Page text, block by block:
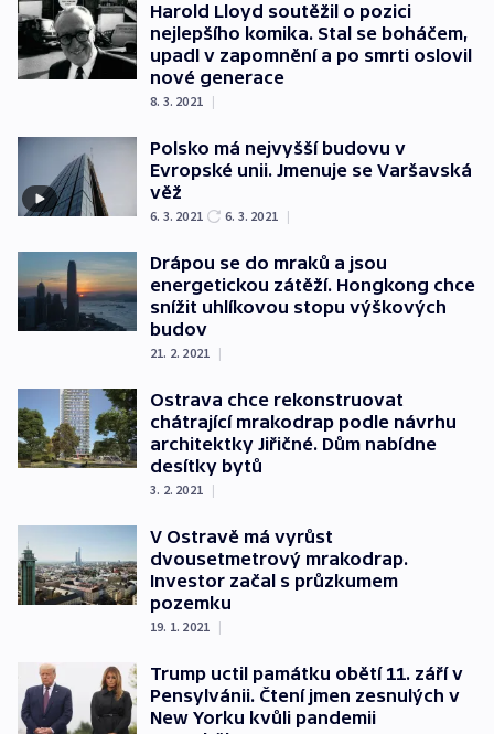
Harold Lloyd soutěžil o pozici
nejlepšího komika. Stal se boháčem,
upadl v zapomnění a po smrti oslovil
nové generace
8. 3. 2021 |
Polsko má nejvyšší budovu v
Evropské unii. Jmenuje se Varšavská
věž
6. 3. 2021 6. 3. 2021 |
Drápou se do mraků a jsou
energetickou zátěží. Hongkong chce
snížit uhlíkovou stopu výškových
budov
21. 2. 2021 |
Ostrava chce rekonstruovat
chátrající mrakodrap podle návrhu
architektky Jiřičné. Dům nabídne
desítky bytů
3. 2. 2021 |
V Ostravě má vyrůst
dvousetmetrový mrakodrap.
Investor začal s průzkumem
pozemku
19. 1. 2021 |
Trump uctil památku obětí 11. září v
Pensylvánii. Čtení jmen zesnulých v
New Yorku kvůli pandemii